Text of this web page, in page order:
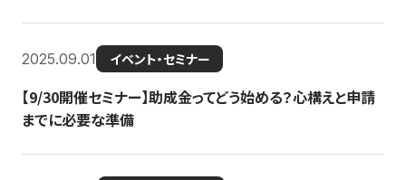
2025.09.01 イベント・セミナー
【9/30開催セミナー】助成金ってどう始める？心構えと申請
までに必要な準備